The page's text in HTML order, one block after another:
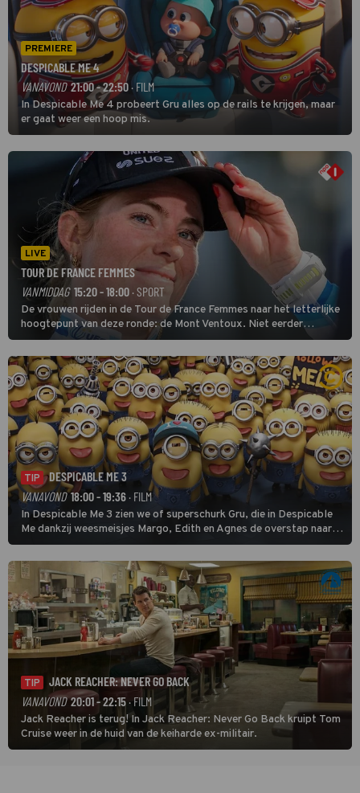
PREMIERE
DESPICABLE ME 4
VANAVOND 21:00 - 22:50 · FILM
In Despicable Me 4 probeert Gru alles op de rails te krijgen, maar
er gaat weer een hoop mis.
LIVE
TOUR DE FRANCE FEMMES
VANMIDDAG 15:20 - 18:00 · SPORT
De vrouwen rijden in de Tour de France Femmes naar het letterlijke
hoogtepunt van deze ronde: de Mont Ventoux. Niet eerder
finishten de vrouwen voor deze koers op deze kale col uit de
buitencategorie. De aanloop naar de slotklim is vlak.
TIP
DESPICABLE ME 3
VANAVOND 18:00 - 19:36· FILM
In Despicable Me 3 zien we of superschurk Gru, die in Despicable
Me dankzij weesmeisjes Margo, Edith en Agnes de overstap naar
het rechte pad maakte, ook op dat pad weet te blijven.
TIP
JACK REACHER: NEVER GO BACK
VANAVOND 20:01 - 22:15· FILM
Jack Reacher is terug! In Jack Reacher: Never Go Back kruipt Tom
Cruise weer in de huid van de keiharde ex-militair.